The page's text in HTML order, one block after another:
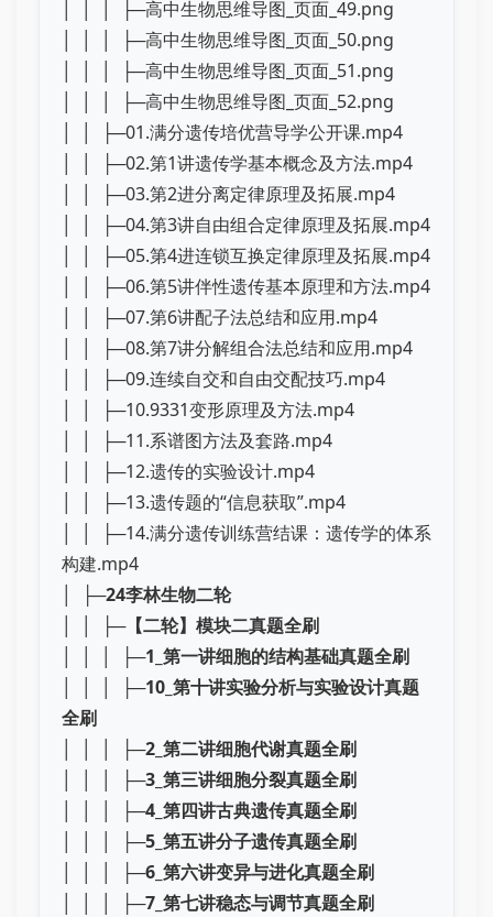
│ │ │ ├─高中生物思维导图_页面_49.png
│ │ │ ├─高中生物思维导图_页面_50.png
│ │ │ ├─高中生物思维导图_页面_51.png
│ │ │ ├─高中生物思维导图_页面_52.png
│ │ ├─01.满分遗传培优营导学公开课.mp4
│ │ ├─02.第1讲遗传学基本概念及方法.mp4
│ │ ├─03.第2进分离定律原理及拓展.mp4
│ │ ├─04.第3讲自由组合定律原理及拓展.mp4
│ │ ├─05.第4进连锁互换定律原理及拓展.mp4
│ │ ├─06.第5讲伴性遗传基本原理和方法.mp4
│ │ ├─07.第6讲配子法总结和应用.mp4
│ │ ├─08.第7讲分解组合法总结和应用.mp4
│ │ ├─09.连续自交和自由交配技巧.mp4
│ │ ├─10.9331变形原理及方法.mp4
│ │ ├─11.系谱图方法及套路.mp4
│ │ ├─12.遗传的实验设计.mp4
│ │ ├─13.遗传题的“信息获取”.mp4
│ │ ├─14.满分遗传训练营结课：遗传学的体系
构建.mp4
│ ├─24李林生物二轮
│ │ ├─【二轮】模块二真题全刷
│ │ │ ├─1_第一讲细胞的结构基础真题全刷
│ │ │ ├─10_第十讲实验分析与实验设计真题
全刷
│ │ │ ├─2_第二讲细胞代谢真题全刷
│ │ │ ├─3_第三讲细胞分裂真题全刷
│ │ │ ├─4_第四讲古典遗传真题全刷
│ │ │ ├─5_第五讲分子遗传真题全刷
│ │ │ ├─6_第六讲变异与进化真题全刷
│ │ │ ├─7_第七讲稳态与调节真题全刷